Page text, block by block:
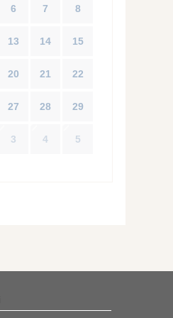
6 7 8
13 14 15
20 21 22
27 28 29
3 4 5